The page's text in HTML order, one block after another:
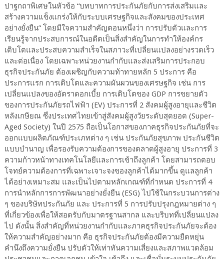
ปาฐกถาพิเศษในหัวข้อ “บทบาทการประกันภัยกับการส่งเสริมและ
สร้างความแข็งแกร่งให้กับระบบเศรษฐกิจและสังคมของประเทศ
อย่างยั่งยืน” โดยมีใจความสำคัญตอนหนึ่งว่า การปรับตัวและการ
เรียนรู้จากประสบการณ์ในอดีตเป็นสิ่งสำคัญในการทำให้องค์กร
เติบโตและประสบความสำเร็จในสภาวะที่เปลี่ยนแปลงอย่างรวดเร็ว
และต่อเนื่อง โดยเฉพาะหน่วยงานกำกับและส่งเสริมการประกอบ
ธุรกิจประกันภัย ต้องเผชิญกับความท้าทายหลัก 5 ประการ คือ
ประการแรก การเติบโตและความผันผวนของเศรษฐกิจ เช่น การ
เปลี่ยนแปลงของอัตราดอกเบี้ย การเติบโตของ GDP การขยายตัว
ของการประกันภัยรถไฟฟ้า (EV) ประการที่ 2 สังคมผู้สูงอายุและชีวิต
หลังเกษียณ ซึ่งประเทศไทยเข้าสู่สังคมผู้สูงวัยระดับสุดยอด (Super-
Aged Society) ในปี 2575 ถือเป็นโอกาสของภาคธุรกิจประกันภัยที่จะ
ออกแบบผลิตภัณฑ์ประเภทต่าง ๆ เช่น ประกันภัยสุขภาพ ประกันชีวิต
แบบบำนาญ เพื่อรองรับความต้องการของตลาดผู้สูงอายุ ประการที่ 3
ความก้าวหน้าทางเทคโนโลยีและการเข้าถึงลูกค้า โดยสามารถตอบ
โจทย์ความต้องการที่เฉพาะเจาะจงของลูกค้าได้มากขึ้น ดูแลลูกค้า
ได้อย่างเหมาะสม และเป็นไปตามหลักเกณฑ์ที่กำหนด ประการที่ 4
การนำหลักการการพัฒนาอย่างยั่งยืน (ESG) ไปใช้ในกระบวนการต่าง
ๆ ของบริษัทประกันภัย และ ประการที่ 5 การปรับปรุงกฎหมายต่าง ๆ
ที่เกี่ยวข้องเพื่อให้สอดรับกับมาตรฐานสากล และบริบทที่เปลี่ยนแปลง
ไป ดังนั้น สิ่งสำคัญที่หน่วยงานกำกับและภาคธุรกิจประกันภัยจะต้อง
ให้ความสำคัญอย่างมาก คือ ธุรกิจประกันภัยต้องมีความยืดหยุ่น
คำนึงถึงความยั่งยืน ปรับตัวให้เท่าทันความเสี่ยงและสภาพแวดล้อม